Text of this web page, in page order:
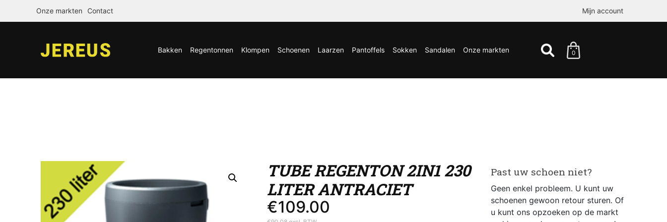
Onze markten Contact Mijn account
Bakken Regentonnen Klompen Schoenen Laarzen Pantoffels Sokken Sandalen Onze markten 0
TUBE REGENTON 2IN1 230
LITER ANTRACIET
€109.00
Past uw schoen niet?
Geen enkel probleem. U kunt uw
schoenen gewoon retour sturen. Of
u kunt ons opzoeken op de markt